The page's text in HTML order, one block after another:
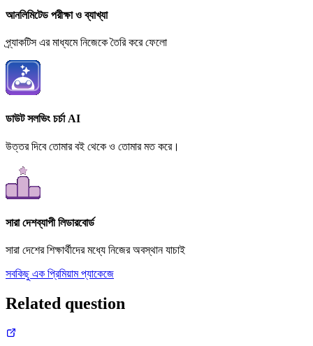
আনলিমিটেড পরীক্ষা ও ব্যাখ্যা
প্র্যাকটিস এর মাধ্যমে নিজেকে তৈরি করে ফেলো
ডাউট সলভিং চর্চা AI
উত্তর দিবে তোমার বই থেকে ও তোমার মত করে।
সারা দেশব্যাপী লিডারবোর্ড
সারা দেশের শিক্ষার্থীদের মধ্যে নিজের অবস্থান যাচাই
সবকিছু এক প্রিমিয়াম প্যাকেজে
Related question